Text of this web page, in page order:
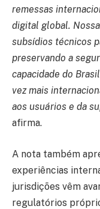
remessas
digital global.
subsídios técnicos
preservando a
capacidade do
vez mais
aos usuários e da
afirma.
A nota também
experiências
jurisdições vêm
regulatórios